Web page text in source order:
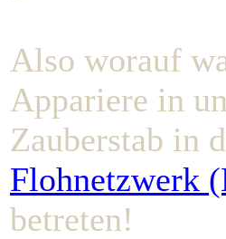
Also worauf
Appariere in
Zauberstab in
Flohnetzwerk
betreten!